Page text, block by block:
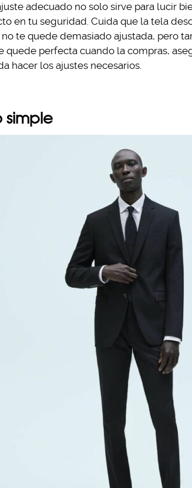
adecuado no solo sirve para lucir
en tu seguridad. Cuida que la tela
te quede demasiado ajustada, pero
quede perfecta cuando la compras,
hacer los ajustes necesarios.
simple